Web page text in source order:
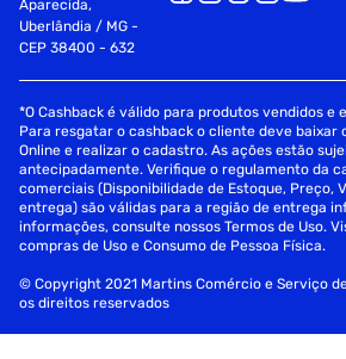
Aparecida,
Uberlândia / MG -
CEP 38400 - 632
*O Cashback é válido para produtos vendidos e
Para resgatar o cashback o cliente deve baixar
Online e realizar o cadastro. As ações estão
antecipadamente. Verifique o regulamento da
comerciais (Disponibilidade de Estoque, Preço,
entrega) são válidas para a região de entrega
informações, consulte nossos Termos de Uso.
compras de Uso e Consumo de Pessoa Física.
© Copyright 2021 Martins Comércio e Serviço
os direitos reservados